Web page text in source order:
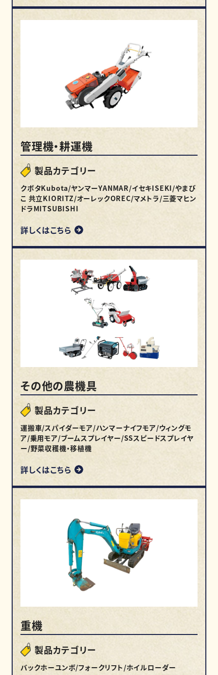
管理機・耕運機
製品カテゴリー
クボタKubota/ヤンマーYANMAR/イセキISEKI/やまび
こ 共立KIORITZ/オーレックOREC/マメトラ/三菱マヒン
ドラMITSUBISHI
詳しくはこちら
その他の農機具
製品カテゴリー
運搬車/スパイダーモア/ハンマーナイフモア/ウィングモ
ア/乗用モア/ブームスプレイヤー/SSスピードスプレイヤ
ー/野菜収穫機・移植機
詳しくはこちら
重機
製品カテゴリー
バックホーユンボ/フォークリフト/ホイルローダー